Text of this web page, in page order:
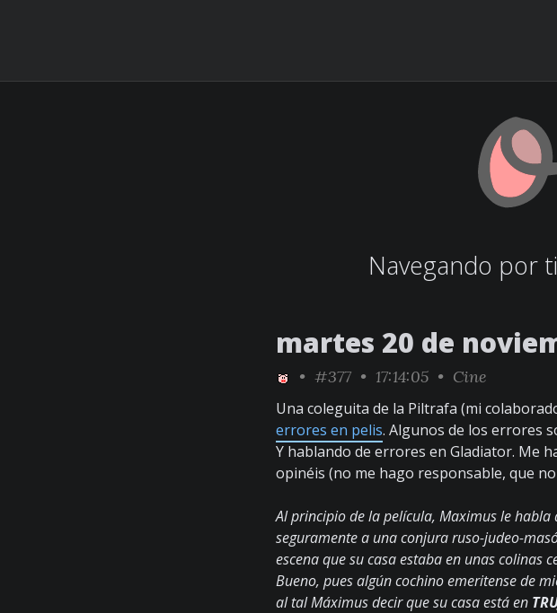
Navegando por
martes 20 de
• #377 • 17:14:05 • Cine
Una coleguita de la Piltrafa (mi
errores en pelis. Algunos de los errores
Y hablando de errores en Gladiator. Me
opinéis (no me hago responsable, que
Al principio de la película, Maximus le habla
seguramente a una conjura ruso-judeo-
escena que su casa estaba en unas colinas
Bueno, pues algún cochino emeritense de
al tal Máximus decir que su casa está en